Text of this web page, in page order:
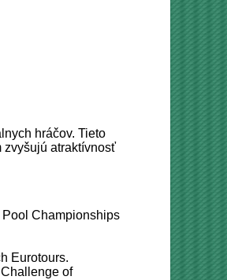
hráčov. Tieto
zvyšujú atraktívnosť
Championships
Eurotours.
of